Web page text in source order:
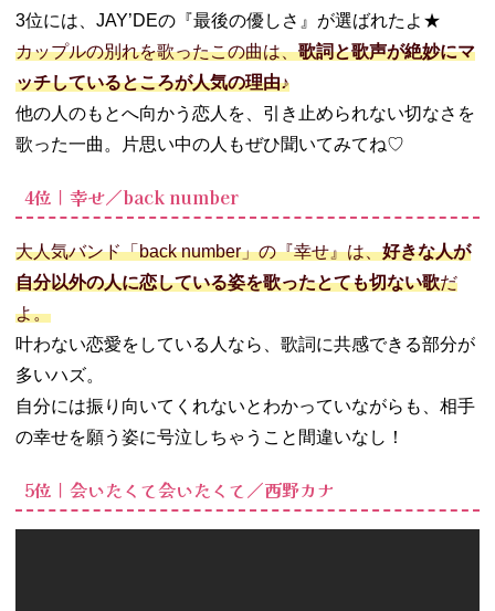
リームパン
− いつの日
も／阿部真
央
− 運命の人
／ユイカ
バイ／冨岡
愛
03. 高校生に聞い
た泣ける失恋ソ
ング【男性歌手
編】
− 思い出せ
なくなるそ
の日まで／
number
君が好き／
音田雅則
3位には、JAY’DEの『最後の優しさ』が選ばれたよ★
カップルの別れを歌ったこの曲は、歌詞と歌声が絶妙にマ
ッチしているところが人気の理由♪
他の人のもとへ向かう恋人を、引き止められない切なさを
歌った一曲。片思い中の人もぜひ聞いてみてね♡
4位｜幸せ／back number
大人気バンド「back number」の『幸せ』は、好きな人が
自分以外の人に恋している姿を歌ったとても切ない歌だ
よ。
叶わない恋愛をしている人なら、歌詞に共感できる部分が
多いハズ。
自分には振り向いてくれないとわかっていながらも、相手
の幸せを願う姿に号泣しちゃうこと間違いなし！
5位｜会いたくて会いたくて／西野カナ